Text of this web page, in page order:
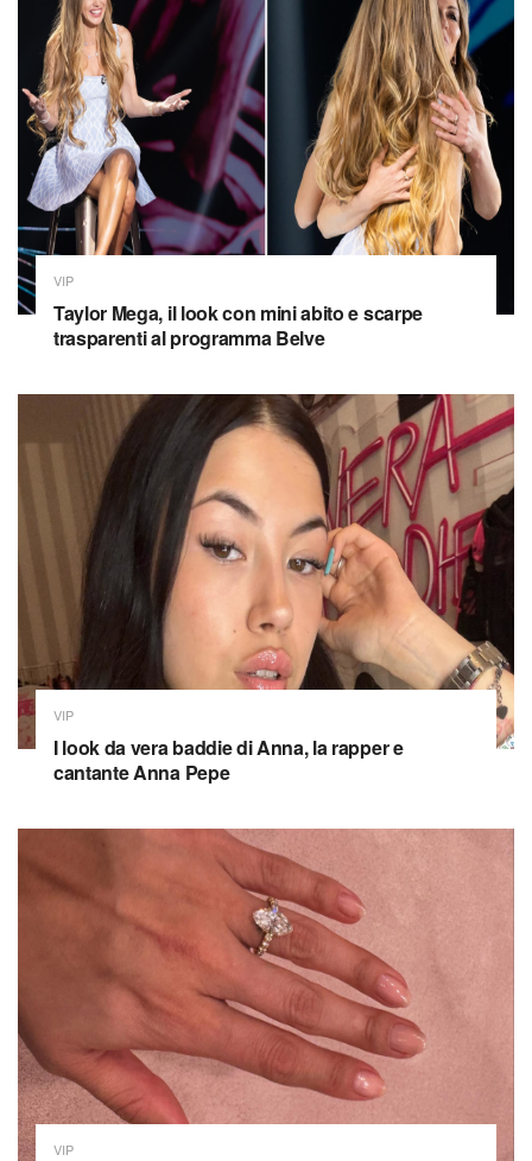
VIP
Taylor Mega, il look con mini abito e scarpe
trasparenti al programma Belve
VIP
I look da vera baddie di Anna, la rapper e
cantante Anna Pepe
VIP